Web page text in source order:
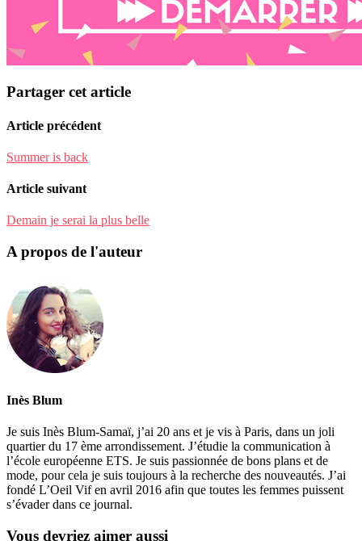
Partager cet article
Article précédent
Summer is back
Article suivant
Demain je serai la plus belle
A propos de l'auteur
Inès Blum
Je suis Inès Blum-Samaï, j’ai 20 ans et je vis à Paris, dans un joli
quartier du 17 ème arrondissement. J’étudie la communication à
l’école européenne ETS. Je suis passionnée de bons plans et de
mode, pour cela je suis toujours à la recherche des nouveautés. J’ai
fondé L’Oeil Vif en avril 2016 afin que toutes les femmes puissent
s’évader dans ce journal.
Vous devriez aimer aussi